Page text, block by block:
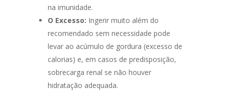
na imunidade.
O Excesso: Ingerir muito além do
recomendado sem necessidade pode
levar ao acúmulo de gordura (excesso de
calorias) e, em casos de predisposição,
sobrecarga renal se não houver
hidratação adequada.